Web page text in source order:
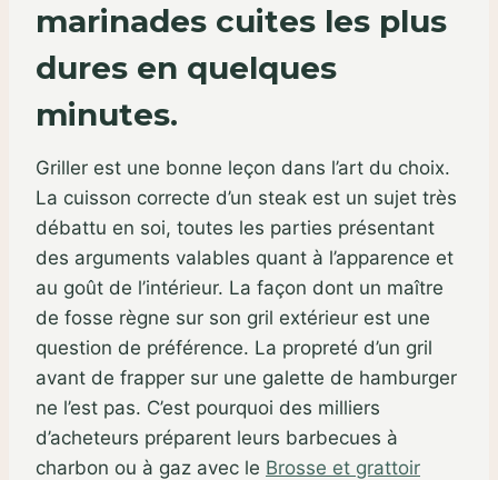
marinades cuites les plus
dures en quelques
minutes.
Griller est une bonne leçon dans l’art du choix.
La cuisson correcte d’un steak est un sujet très
débattu en soi, toutes les parties présentant
des arguments valables quant à l’apparence et
au goût de l’intérieur. La façon dont un maître
de fosse règne sur son gril extérieur est une
question de préférence. La propreté d’un gril
avant de frapper sur une galette de hamburger
ne l’est pas. C’est pourquoi des milliers
d’acheteurs préparent leurs barbecues à
charbon ou à gaz avec le Brosse et grattoir